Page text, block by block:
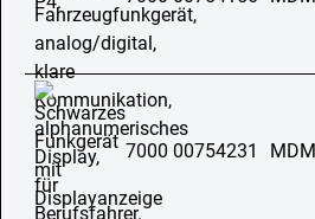
7000 00754231